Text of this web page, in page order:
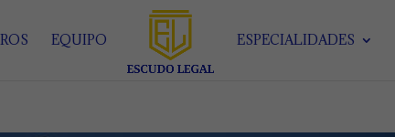
EQUIPO ESPECIALIDADES